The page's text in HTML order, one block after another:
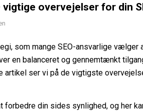
overvejelser for din
som mange SEO-ansvarlige vælger
en balanceret og gennemtænkt
artikel ser vi på de vigtigste
forbedre din sides synlighed, og her